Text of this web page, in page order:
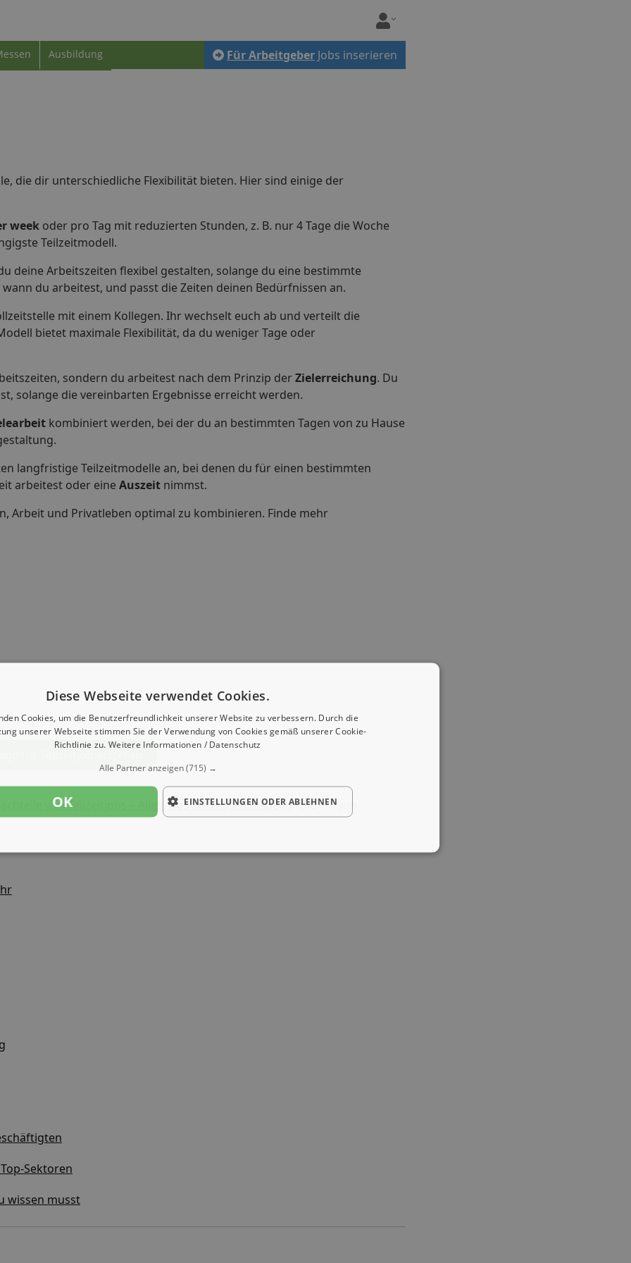
Ausbildung Für Arbeitgeber Jobs inserieren
die dir unterschiedliche Flexibilität bieten. Hier sind einige der
week oder pro Tag mit reduzierten Stunden, z. B. nur 4 Tage die Woche
Teilzeitmodell.
deine Arbeitszeiten flexibel gestalten, solange du eine bestimmte
du arbeitest, und passt die Zeiten deinen Bedürfnissen an.
mit einem Kollegen. Ihr wechselt euch ab und verteilt die
bietet maximale Flexibilität, da du weniger Tage oder
sondern du arbeitest nach dem Prinzip derZielerreichung. Du
solange die vereinbarten Ergebnisse erreicht werden.
kombiniert werden, bei der du an bestimmten Tagen von zu Hause
langfristige Teilzeitmodelle an, bei denen du für einen bestimmten
arbeitest oder eine Auszeit nimmst.
Arbeit und Privatleben optimal zu kombinieren. Finde mehr
von Teilzeitjobs – Alles, was Sie wissen müssen" die oft von
Sektoren
wissen musst
Diese Webseite verwendet Cookies.
Cookies, um die Benutzerfreundlichkeit unserer Website zu verbessern. Durch die
unserer Webseite stimmen Sie der Verwendung von Cookies gemäß unserer Cookie-
Richtlinie zu. Weitere Informationen / Datenschutz
Alle Partner anzeigen(715) →
OK EINSTELLUNGEN ODER ABLEHNEN